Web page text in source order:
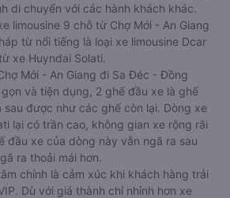
di chuyển với các hành khách khác.
limousine 9 chỗ từ Chợ Mới - An Giang
từ nổi tiếng là loại xe limousine Dcar
xe Huyndai Solati.
Mới - An Giang đi Sa Đéc - Đồng
và tiện dụng, 2 ghế đầu xe là ghế
được như các ghế còn lại. Dòng xe
lại có trần cao, không gian xe rộng rãi
đầu xe của dòng này vẫn ngã ra sau
ra thoải mái hơn.
chính là cảm xúc khi khách hàng trải
Dù với giá thành chỉ nhỉnh hơn xe